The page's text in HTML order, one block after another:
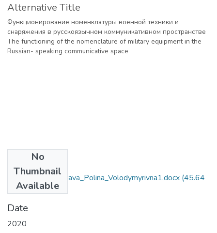
Alternative Title
Функционирование номенклатуры военной техники и
снаряжения в русскоязычном коммуникативном пространстве
The functioning of the nomenclature of military equipment in the
Russian- speaking communicative space
No
Thumbnail
Available
035.034_Kucheryava_Polina_Volodymyrivna1.docx (45.64
KB)
Date
2020